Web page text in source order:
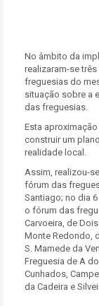
No âmbito da
realizaram-se
freguesias do
situação sobre a
das freguesias.
Esta
construir um
realidade local.
Assim, realizou-
fórum das
Santiago; no dia
o fórum das
Carvoeira, de
Monte Redondo,
S. Mamede da
Freguesia de A
Cunhados,
da Cadeira e